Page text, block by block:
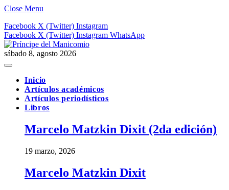
Close Menu
Facebook X (Twitter) Instagram
Facebook X (Twitter) Instagram WhatsApp
sábado 8, agosto 2026
Inicio
Artículos académicos
Artículos periodísticos
Libros
Marcelo Matzkin Dixit (2da edición)
19 marzo, 2026
Marcelo Matzkin Dixit